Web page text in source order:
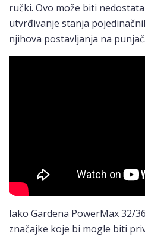
ručki. Ovo može biti
utvrđivanje stanja
njihova postavljanja na punjač.
Iako Gardena PowerMax 32/
značajke koje bi mogle biti